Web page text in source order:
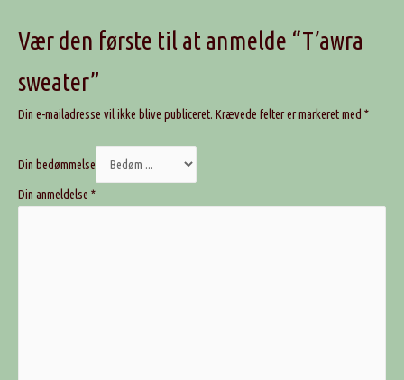
Vær den første til at anmelde “T’awra
sweater”
Din e-mailadresse vil ikke blive publiceret. Krævede felter er markeret med *
Din bedømmelse
Din anmeldelse *